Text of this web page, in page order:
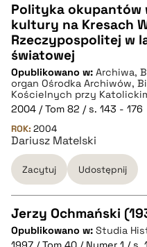
CZYSTY TEKST
pobierz cytat
BIBTEX
pobierz cytat
Polityka okupantów
kultury na Kresach
Rzeczypospolitej w
światowej
Opublikowano w: Archiwa,
organ Ośrodka Archiwów,
Kościelnych przy
2004 / Tom 82 / s. 143 - 176
ROK: 2004
Dariusz Matelski
Zacytuj Udostępnij
CZYSTY TEKST
Jerzy Ochmański
Opublikowano w: Studia